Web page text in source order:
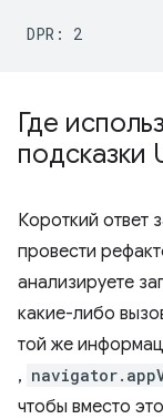
Где
подсказки
Короткий ответ
провести
анализируете
какие-либо
той же
,
чтобы вместо